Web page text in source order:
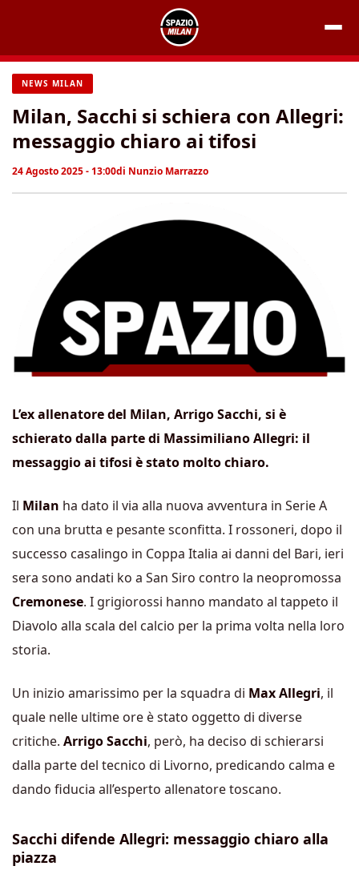
contenuto
NEWS MILAN
Milan, Sacchi si schiera con Allegri:
messaggio chiaro ai tifosi
24 Agosto 2025 - 13:00di Nunzio Marrazzo
L’ex allenatore del Milan, Arrigo Sacchi, si è
schierato dalla parte di Massimiliano Allegri: il
messaggio ai tifosi è stato molto chiaro.
Il Milan ha dato il via alla nuova avventura in Serie A
con una brutta e pesante sconfitta. I rossoneri, dopo il
successo casalingo in Coppa Italia ai danni del Bari, ieri
sera sono andati ko a San Siro contro la neopromossa
Cremonese. I grigiorossi hanno mandato al tappeto il
Diavolo alla scala del calcio per la prima volta nella loro
storia.
Un inizio amarissimo per la squadra di Max Allegri, il
quale nelle ultime ore è stato oggetto di diverse
critiche. Arrigo Sacchi, però, ha deciso di schierarsi
dalla parte del tecnico di Livorno, predicando calma e
dando fiducia all’esperto allenatore toscano.
Sacchi difende Allegri: messaggio chiaro alla
piazza